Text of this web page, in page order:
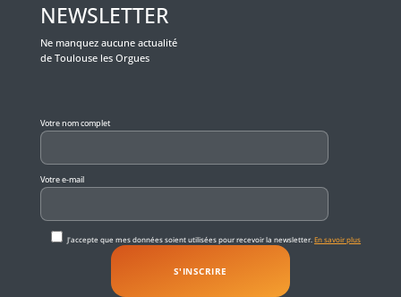
NEWSLETTER
Ne manquez aucune actualité
de Toulouse les Orgues
Votre nom complet
Votre e-mail
J'accepte que mes données soient utilisées pour recevoir la newsletter.En savoir plus